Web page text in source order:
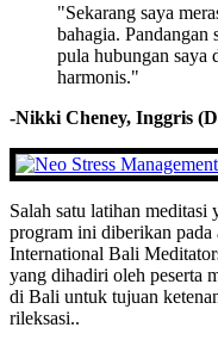
"Sekarang saya
bahagia.
pula hubungan saya
harmonis."
-Nikki Cheney, Inggris
Salah satu latihan meditasi
program ini diberikan pada
International Bali
yang dihadiri oleh peserta
di Bali untuk tujuan
rileksasi..